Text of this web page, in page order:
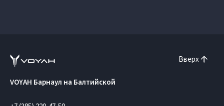
Вверх
VOYAH Барнаул на Балтийской